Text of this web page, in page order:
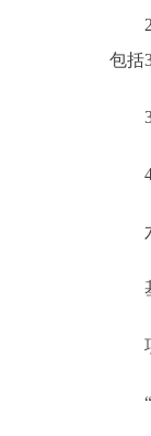
2。
包括
3。
4。
六
基
項
“三